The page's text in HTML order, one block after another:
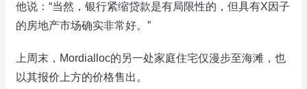
他说：“当然，银行紧缩贷款是有局限性的，但具有X因子
的房地产市场确实非常好。”
上周末，Mordialloc的另一处家庭住宅仅漫步至海滩，也
以其报价上方的价格售出。